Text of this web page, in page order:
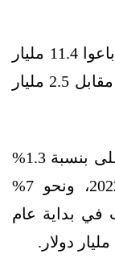
يُذكر أن الشركاء في حقل ليفياثان باعوا 11.4 مليار
متر مكعب من الغاز في عام 2022، مقابل 2.5 مليار
وقالت نيوميد، إن المبيعات كانت أعلى بنسبة 1.3%
من التوقعات في سبتمبر/أيلول 2022، ونحو 7%
في بداية عام